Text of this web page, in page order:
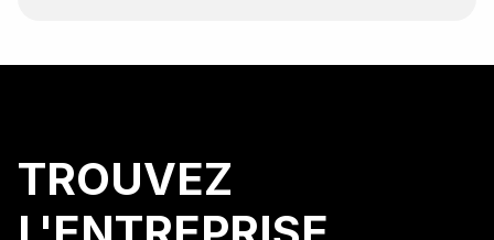
TROUVEZ